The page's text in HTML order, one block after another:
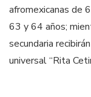
afromexicanas de
63 y 64 años;
secundaria
universal “Rita